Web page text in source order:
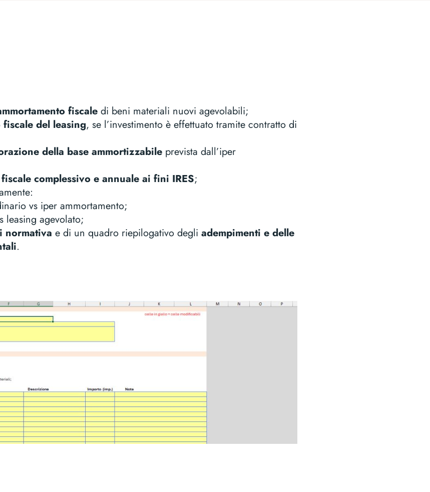
fiscaledi beni materiali nuovi agevolabili;
del leasing, se l’investimento è effettuato tramite contratto di
della base ammortizzabileprevista dall’iper
complessivo e annuale ai fini IRES;
vs iper ammortamento;
leasing agevolato;
normativa e di un quadro riepilogativo degli adempimenti e delle
.